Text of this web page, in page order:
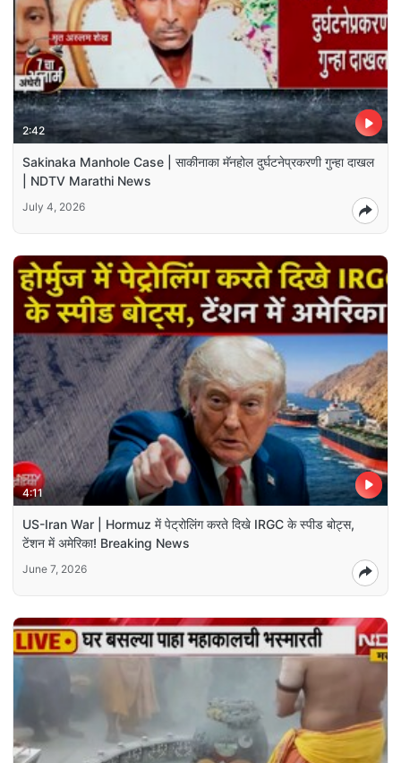
2:42
Sakinaka Manhole Case | साकीनाका मॅनहोल दुर्घटनेप्रकरणी गुन्हा दाखल
| NDTV Marathi News
July 4, 2026
4:11
US-Iran War | Hormuz में पेट्रोलिंग करते दिखे IRGC के स्पीड बोट्स,
टेंशन में अमेरिका! Breaking News
June 7, 2026